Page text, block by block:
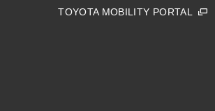
TOYOTA MOBILITY PORTAL